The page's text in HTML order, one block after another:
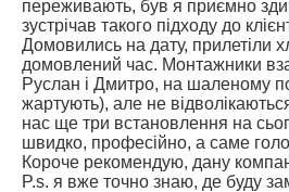
переживають, був я приємно
зустрічав такого підходу до
Домовились на дату, прилетіли
домовлений час. Монтажники
Руслан і Дмитро, на шаленому
жартують), але не
нас ще три встановлення на
швидко, професійно, а саме
Короче рекомендую, дану
P.s. я вже точно знаю, де буду